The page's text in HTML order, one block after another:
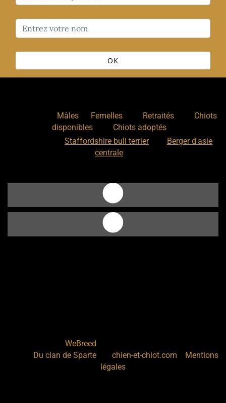
OK
Mâles, Femelles Retraités
Chiots
disponibles
Chiots adoptés
Staffordshire bull terrier
Berger d'asie
centrale
WeBreed
Du clan de Sparte chien-et-chiot.com
Mentions
légales